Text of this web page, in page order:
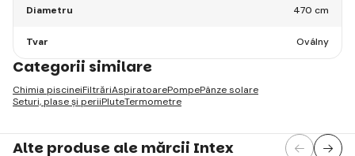
Diametru 470 cm
Tvar Oválny
Categorii similare
Chimia piscineiFiltrăriAspiratoarePompePânze solare
Seturi, plase și periiPluteTermometre
Alte produse ale mărcii Intex